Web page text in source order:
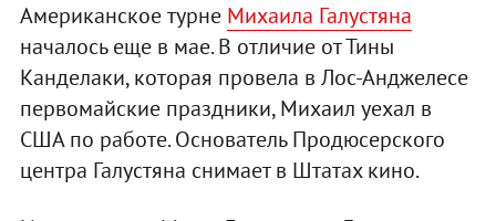
Американское турне Михаила Галустяна
началось еще в мае. В отличие от Тины
Канделаки, которая провела в Лос-Анджелесе
первомайские праздники, Михаил уехал в
США по работе. Основатель Продюсерского
центра Галустяна снимает в Штатах кино.